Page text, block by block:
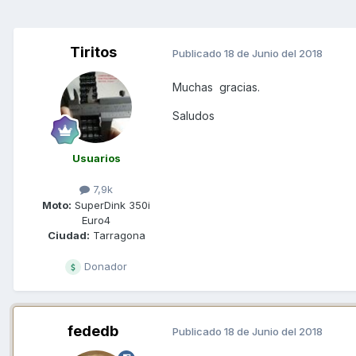
Tiritos
Usuarios
7,9k
Moto: SuperDink 350i
Euro4
Ciudad: Tarragona
Donador
Publicado 18 de Junio del 2018
Muchas gracias.
Saludos
fededb Publicado 18 de Junio del 2018